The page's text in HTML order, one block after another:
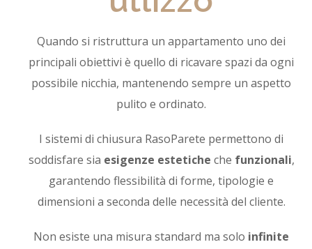
Quando si ristruttura un appartamento uno dei
principali obiettivi è quello di ricavare spazi da ogni
possibile nicchia, mantenendo sempre un aspetto
pulito e ordinato.
I sistemi di chiusura RasoParete permettono di
soddisfare sia esigenze estetiche che funzionali,
garantendo flessibilità di forme, tipologie e
dimensioni a seconda delle necessità del cliente.
Non esiste una misura standard ma solo infinite